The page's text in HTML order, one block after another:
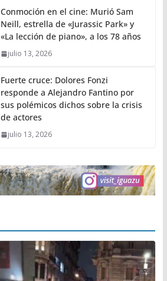
Conmoción en el cine: Murió Sam
Neill, estrella de «Jurassic Park» y
«La lección de piano», a los 78 años
julio 13, 2026
Fuerte cruce: Dolores Fonzi
responde a Alejandro Fantino por
sus polémicos dichos sobre la crisis
de actores
julio 13, 2026